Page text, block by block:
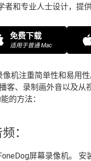
者和专业人士设计，提
免费下载
适用于普通 Mac
像机注重简单性和易用
客、录制画外音以及从
的方法：
：
屏幕录像机。 安